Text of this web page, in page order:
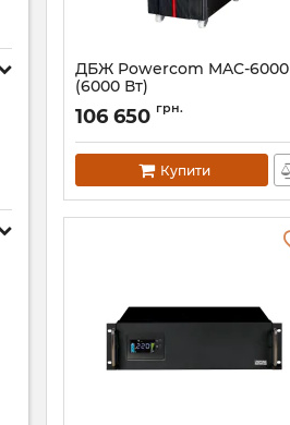
ДБЖ Powercom MAC-6000
(6000 Вт)
Артикул: 10070142
106 650 грн.
Купити